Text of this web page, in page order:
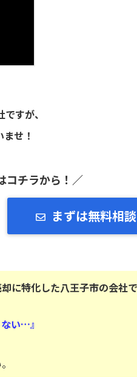
すが、
せ！
コチラから！／
まずは無料相
に特化した八王子市の会社で
い…』